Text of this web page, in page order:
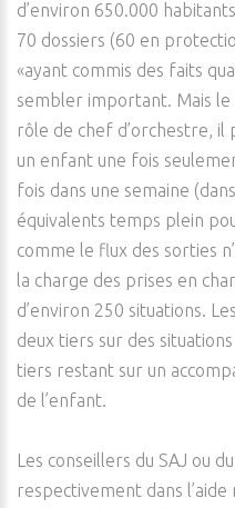
d’environ 650.000
70 dossiers (60 en
«ayant commis des faits
sembler important. Mais le
rôle de chef d’orchestre,
un enfant une fois
fois dans une semaine
équivalents temps plein
comme le flux des sorties
la charge des prises en
d’environ 250 situations.
deux tiers sur des
tiers restant sur un
de l’enfant.
Les conseillers du SAJ ou
respectivement dans